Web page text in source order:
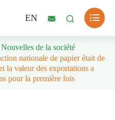
EN   
Nouvelles de la société
nationale de papier était de
la valeur des exportations a
pour la première fois